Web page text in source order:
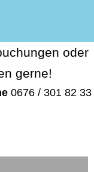
oder
gerne!
0676 / 301 82 33